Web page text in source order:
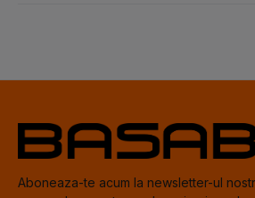
Aboneaza-te acum la newsletter-ul